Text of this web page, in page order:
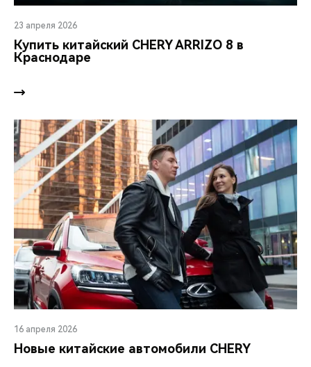
23 апреля 2026
Купить китайский CHERY ARRIZO 8 в
Краснодаре
16 апреля 2026
Новые китайские автомобили CHERY